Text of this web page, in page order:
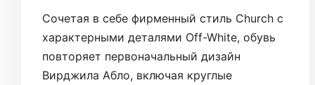
Сочетая в себе фирменный стиль Church с
характерными деталями Off-White, обувь
повторяет первоначальный дизайн
Вирджила Абло, включая круглые